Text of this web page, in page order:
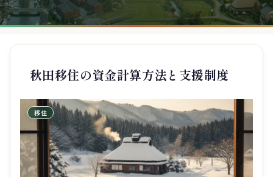
秋田移住の資金計算方法と支援制度
移住